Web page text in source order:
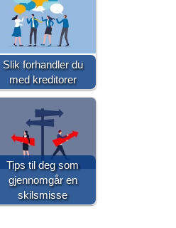
Slik forhandler du
med kreditorer
Tips til deg som
gjennomgår en
skilsmisse